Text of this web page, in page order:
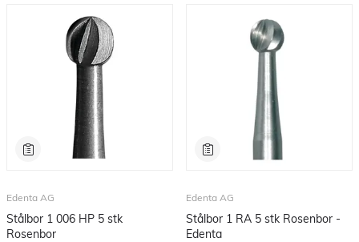
Edenta AG
Stålbor 1 006 HP 5 stk
Rosenbor
Edenta AG
Stålbor 1 RA 5 stk Rosenbor -
Edenta